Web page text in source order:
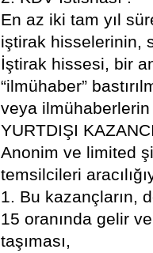
En az iki tam yıl
iştirak hisselerinin,
İştirak hissesi, bir
“ilmühaber”
veya
YURTDIŞI
Anonim ve limited
temsilcileri
1. Bu kazançların,
15 oranında gelir
taşıması,